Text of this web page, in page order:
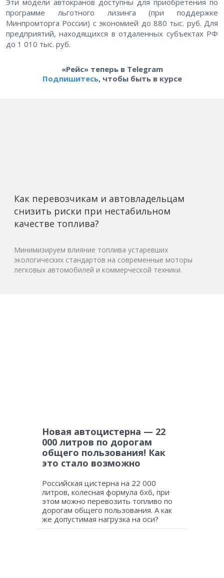
Эти модели автокранов доступны для приобретения по
программе льготного лизинга (при поддержке
Минпромторга России) с экономией до 880 тыс. руб. Для
предприятий, находящихся в отдаленных субъектах РФ
до 1 010 тыс. руб.
«Рейс» теперь в Telegram
Подпишитесь, чтобы быть в курсе
Как перевозчикам и автовладельцам
снизить риски при нестабильном
качестве топлива?
Минимизируем влияние топлива устаревших
экологических стандартов на современные моторы
легковых автомобилей и коммерческой техники.
Новая автоцистерна — 22
000 литров по дорогам
общего пользования! Как
это стало возможно
Российская цистерна на 22 000
литров, колесная формула 6х6, при
этом можно перевозить топливо по
дорогам общего пользования. А как
же допустимая нагрузка на оси?